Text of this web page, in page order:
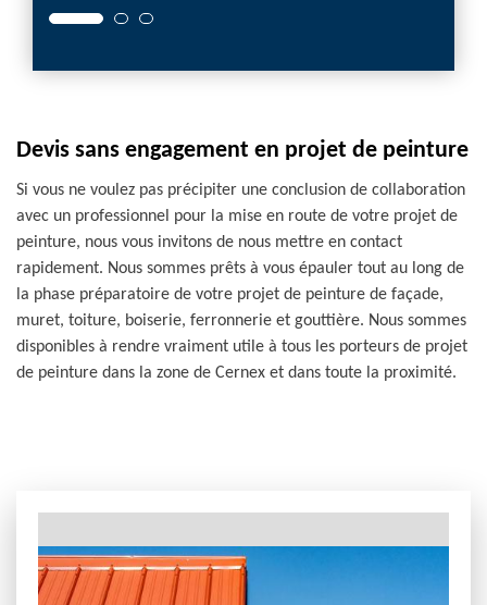
Devis sans engagement en projet de peinture
Si vous ne voulez pas précipiter une conclusion de collaboration
avec un professionnel pour la mise en route de votre projet de
peinture, nous vous invitons de nous mettre en contact
rapidement. Nous sommes prêts à vous épauler tout au long de
la phase préparatoire de votre projet de peinture de façade,
muret, toiture, boiserie, ferronnerie et gouttière. Nous sommes
disponibles à rendre vraiment utile à tous les porteurs de projet
de peinture dans la zone de Cernex et dans toute la proximité.